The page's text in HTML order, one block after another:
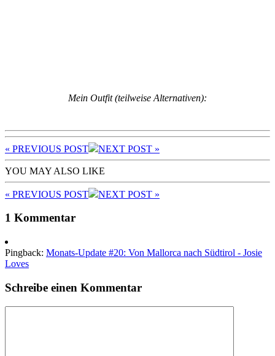
Mein Outfit (teilweise Alternativen):
« PREVIOUS POST NEXT POST »
YOU MAY ALSO LIKE
« PREVIOUS POST NEXT POST »
1 Kommentar
Pingback: Monats-Update #20: Von Mallorca nach Südtirol - Josie
Loves
Schreibe einen Kommentar